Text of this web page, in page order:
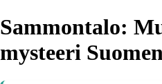
Sammontalo:
mysteeri